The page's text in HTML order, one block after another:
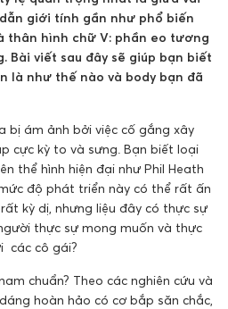
giới tính gần như phổ biến
thân hình chữ V: phần eo tương
Bài viết sau đây sẽ giúp bạn biết
là như thế nào và body bạn đã
bị ám ảnh bởi việc cố gắng xây
cực kỳ to và sưng. Bạn biết loại
thể hình hiện đại như Phil Heath
độ phát triển này có thể rất ấn
kỳ dị, nhưng liệu đây có thực sự
thực sự mong muốn và thực
các cô gái?
chuẩn? Theo các nghiên cứu và
hoàn hảo có cơ bắp săn chắc,